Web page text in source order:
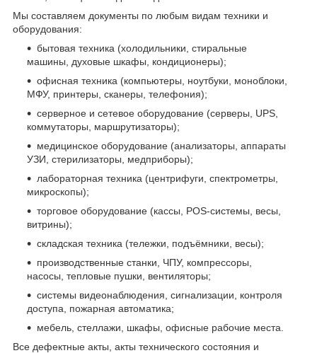
Мы составляем документы по любым видам техники и
оборудования:
бытовая техника (холодильники, стиральные
машины, духовые шкафы, кондиционеры);
офисная техника (компьютеры, ноутбуки, моноблоки,
МФУ, принтеры, сканеры, телефония);
серверное и сетевое оборудование (серверы, UPS,
коммутаторы, маршрутизаторы);
медицинское оборудование (анализаторы, аппараты
УЗИ, стерилизаторы, медприборы);
лабораторная техника (центрифуги, спектрометры,
микроскопы);
торговое оборудование (кассы, POS-системы, весы,
витрины);
складская техника (тележки, подъёмники, весы);
производственные станки, ЧПУ, компрессоры,
насосы, тепловые пушки, вентиляторы;
системы видеонаблюдения, сигнализации, контроля
доступа, пожарная автоматика;
мебель, стеллажи, шкафы, офисные рабочие места.
Все дефектные акты, акты технического состояния и